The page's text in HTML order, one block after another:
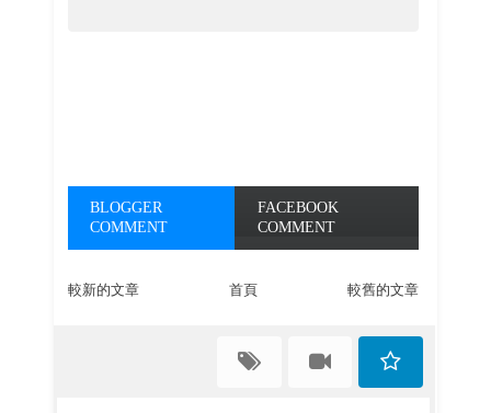
BLOGGER
COMMENT
FACEBOOK
COMMENT
較新的文章 較舊的文章
首頁